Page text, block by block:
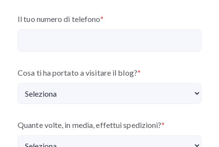
Il tuo numero di telefono*
Cosa ti ha portato a visitare il blog?*
Quante volte, in media, effettui spedizioni?*